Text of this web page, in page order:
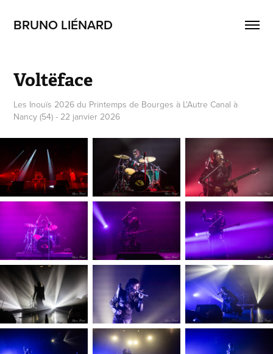
BRUNO LIÉNARD
Voltëface
Les Inouïs 2026 du Printemps de Bourges à L'Autre Canal à
Nancy (54) - 22 janvier 2026